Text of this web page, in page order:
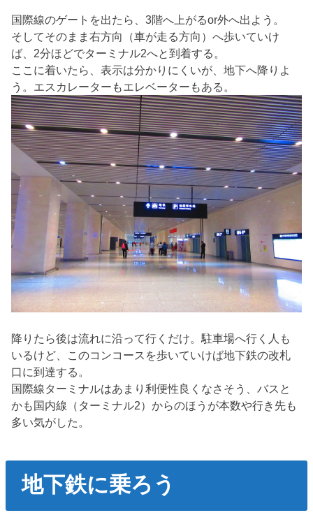
国際線のゲートを出たら、3階へ上がるor外へ出よう。
そしてそのまま右方向（車が走る方向）へ歩いていけ
ば、2分ほどでターミナル2へと到着する。
ここに着いたら、表示は分かりにくいが、地下へ降りよ
う。エスカレーターもエレベーターもある。
降りたら後は流れに沿って行くだけ。駐車場へ行く人も
いるけど、このコンコースを歩いていけば地下鉄の改札
口に到達する。
国際線ターミナルはあまり利便性良くなさそう、バスと
かも国内線（ターミナル2）からのほうが本数や行き先も
多い気がした。
地下鉄に乗ろう